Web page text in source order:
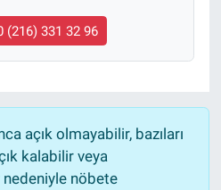
(216) 331 32 96
açık olmayabilir, bazıları
kalabilir veya
nöbete